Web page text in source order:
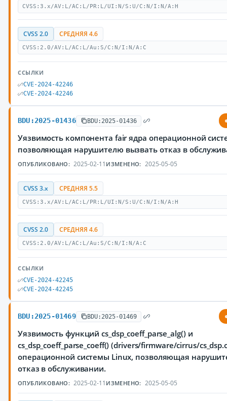
CVSS:3.x/AV:L/AC:L/PR:L/UI:N/S:U/C:N/I:N/A:H
CVSS 2.0 СРЕДНЯЯ 4.6
CVSS:2.0/AV:L/AC:L/Au:S/C:N/I:N/A:C
ССЫЛКИ
CVE-2024-42246
CVE-2024-42246
BDU:2025-01436 BDU:2025-01436
Уязвимость компонента fair ядра операционной
позволяющая нарушителю вызвать отказ в
ОПУБЛИКОВАНО: 2025-02-11 ИЗМЕНЕНО: 2025-05-05
CVSS 3.x СРЕДНЯЯ 5.5
CVSS:3.x/AV:L/AC:L/PR:L/UI:N/S:U/C:N/I:N/A:H
CVSS 2.0 СРЕДНЯЯ 4.6
CVSS:2.0/AV:L/AC:L/Au:S/C:N/I:N/A:C
ССЫЛКИ
CVE-2024-42245
CVE-2024-42245
BDU:2025-01469 BDU:2025-01469
Уязвимость функций cs_dsp_coeff_parse_alg() и
cs_dsp_coeff_parse_coeff() (drivers/firmware/cirrus/
операционной системы Linux, позволяющая
отказ в обслуживании.
ОПУБЛИКОВАНО: 2025-02-11 ИЗМЕНЕНО: 2025-05-05